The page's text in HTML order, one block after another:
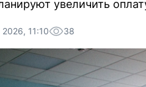
увеличить
11:10 38